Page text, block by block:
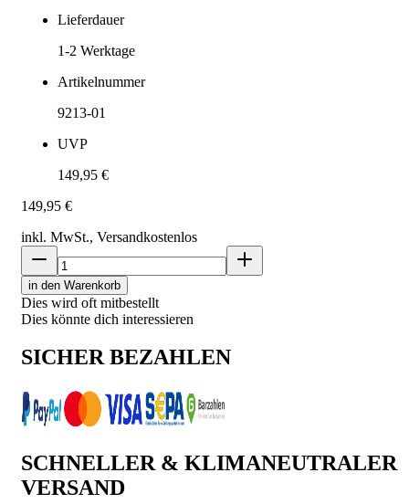
Lieferdauer
1-2 Werktage
Artikelnummer
9213-01
UVP
149,95 €
149,95 €
inkl. MwSt., Versandkostenlos
in den Warenkorb
Dies wird oft mitbestellt
Dies könnte dich interessieren
SICHER BEZAHLEN
SCHNELLER & KLIMANEUTRALER
VERSAND